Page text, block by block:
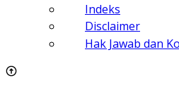
Indeks
Disclaimer
Hak Jawab dan